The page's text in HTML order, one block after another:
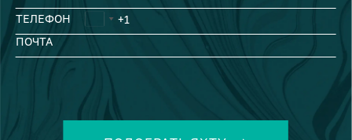
ТЕЛЕФОН
ПОЧТА